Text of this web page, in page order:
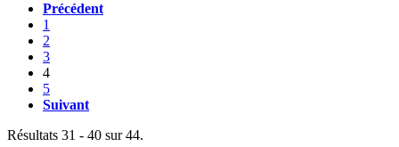
Précédent
1
2
3
4
5
Suivant
Résultats 31 - 40 sur 44.